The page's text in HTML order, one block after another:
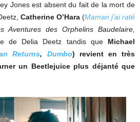
Jones est absent du fait de la mort de
Catherine O’Hara (Maman j’ai raté
Aventures des Orphelins Baudelaire,
de Delia Deetz tandis que Michael
Returns, Dumbo) revient en très
un Beetlejuice plus déjanté que